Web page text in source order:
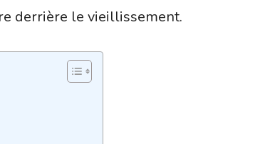
derrière le vieillissement.